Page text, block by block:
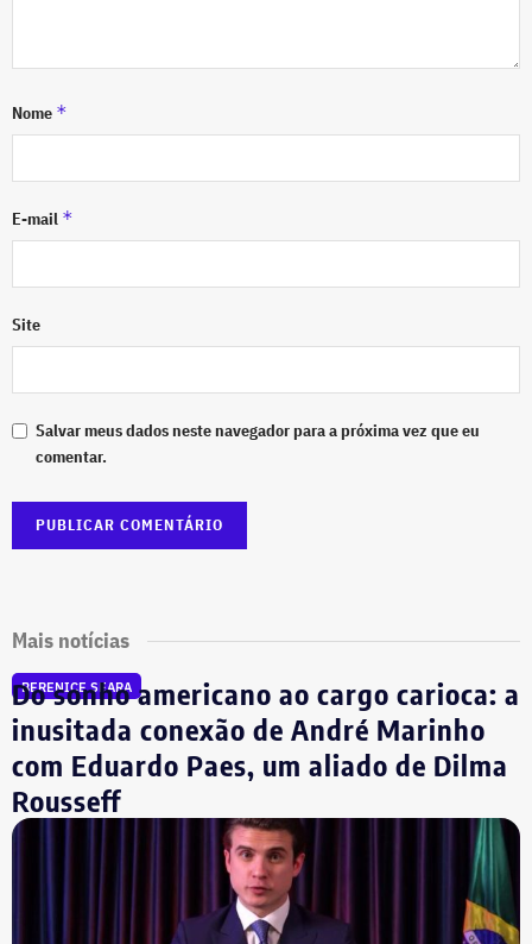
Nome *
E-mail *
Site
Salvar meus dados neste navegador para a próxima vez que eu
comentar.
Mais notícias
BERENICE SEARA
Do sonho americano ao cargo carioca: a
inusitada conexão de André Marinho
com Eduardo Paes, um aliado de Dilma
Rousseff